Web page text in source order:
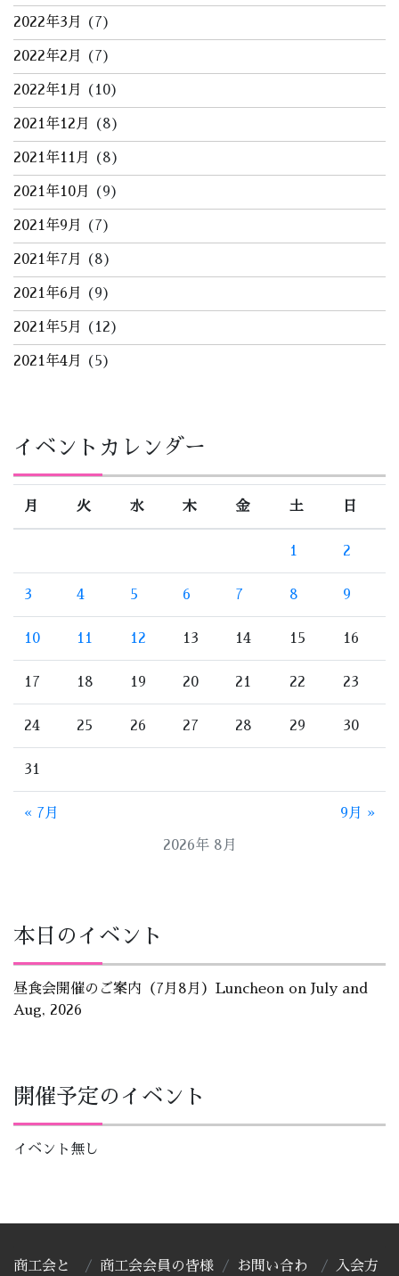
2022年3月 (7)
2022年2月 (7)
2022年1月 (10)
2021年12月 (8)
2021年11月 (8)
2021年10月 (9)
2021年9月 (7)
2021年7月 (8)
2021年6月 (9)
2021年5月 (12)
2021年4月 (5)
イベントカレンダー
2026年 8月
月 火 水 木 金 土 日
1 2
3 4 5 6 7 8 9
10 11 12 13 14 15 16
17 18 19 20 21 22 23
24 25 26 27 28 29 30
31
« 7月 9月 »
本日のイベント
昼食会開催のご案内（7月8月）Luncheon on July and
Aug, 2026
開催予定のイベント
イベント無し
商工会と 商工会会員の皆様 お問い合わ 入会方